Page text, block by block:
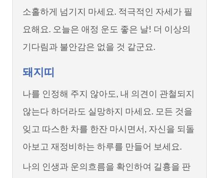
소홀하게 넘기지 마세요. 적극적인 자세가 필
요해요. 오늘은 애정 운도 좋은 날! 더 이상의
기다림과 불안감은 없을 것 같군요.
돼지띠
나를 인정해 주지 않아도, 내 의견이 관철되지
않는다 하더라도 실망하지 마세요. 모든 것을
잊고 따스한 차를 한잔 마시면서, 자신을 되돌
아보고 재정비하는 하루를 만들어 보세요.
나의 인생과 운의흐름을 확인하여 길흉을 판